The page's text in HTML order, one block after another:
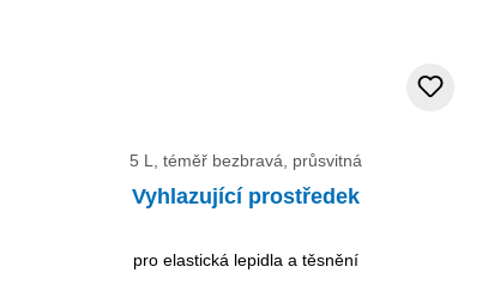
5 L, téměř bezbravá, průsvitná
Vyhlazující prostředek
pro elastická lepidla a těsnění